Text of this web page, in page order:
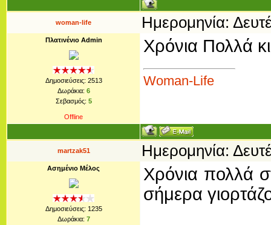
woman-life Ημερομηνία:
Πλατινένιο Admin
Δημοσιεύσεις: 2513
Δωράκια: 6
Σεβασμός: 5
Offline
Χρόνια Πολλά
Woman-Life
martzak51 Ημερομηνία:
Ασημένιο Μέλος
Δημοσιεύσεις: 1235
Δωράκια: 7
Χρόνια πολλά
σήμερα